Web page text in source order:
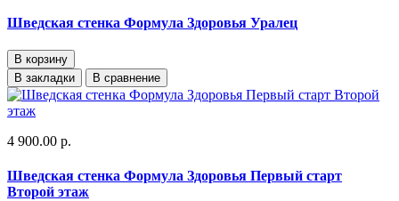
Шведская стенка Формула Здоровья Уралец
В корзину
В закладки
В сравнение
4 900.00 р.
Шведская стенка Формула Здоровья Первый старт
Второй этаж